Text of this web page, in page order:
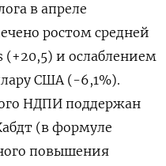
в апреле
ростом средней
и ослаблением
США (-6,1%).
НДПИ поддержан
(в формуле
повышения